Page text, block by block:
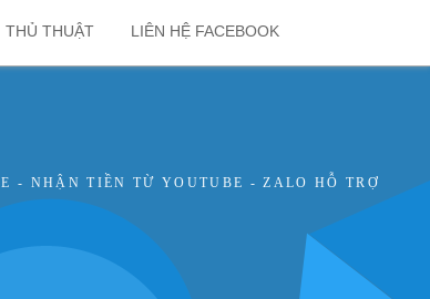
LIÊN HỆ FACEBOOK
THỦ THUẬT
- NHẬN TIỀN TỪ YOUTUBE - ZALO HỖ TRỢ